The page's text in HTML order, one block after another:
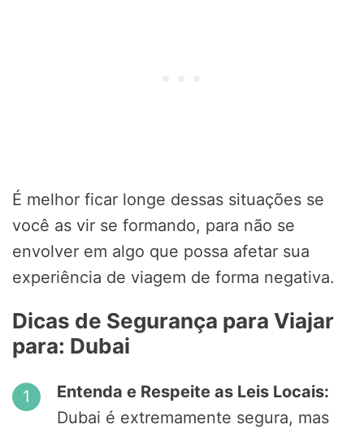
É melhor ficar longe dessas situações se
você as vir se formando, para não se
envolver em algo que possa afetar sua
experiência de viagem de forma negativa.
Dicas de Segurança para Viajar
para: Dubai
Entenda e Respeite as Leis Locais:
Dubai é extremamente segura, mas